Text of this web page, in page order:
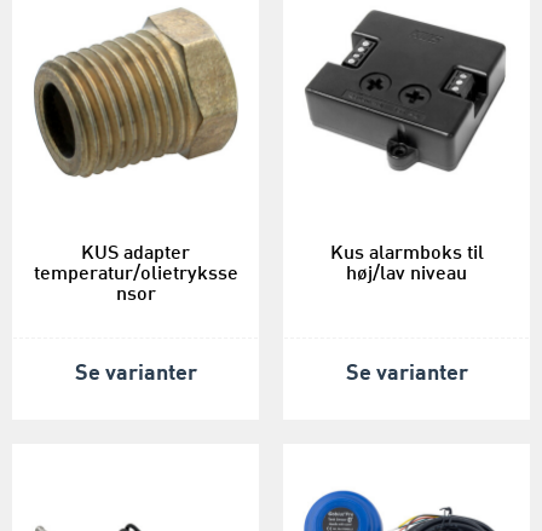
KUS adapter
temperatur/olietryksse
nsor
Se varianter
Kus alarmboks til
høj/lav niveau
Se varianter